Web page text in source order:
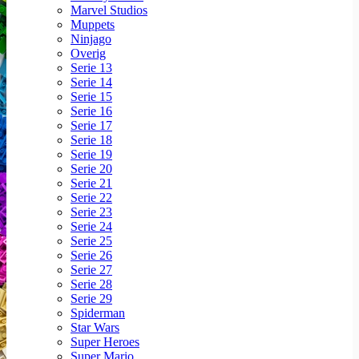
Marvel Studios
Muppets
Ninjago
Overig
Serie 13
Serie 14
Serie 15
Serie 16
Serie 17
Serie 18
Serie 19
Serie 20
Serie 21
Serie 22
Serie 23
Serie 24
Serie 25
Serie 26
Serie 27
Serie 28
Serie 29
Spiderman
Star Wars
Super Heroes
Super Mario